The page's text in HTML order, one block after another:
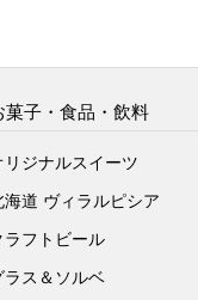
菓子・食品・飲料
リジナルスイーツ
海道 ヴィラルピシア
ラフトビール
ラス＆ソルベ